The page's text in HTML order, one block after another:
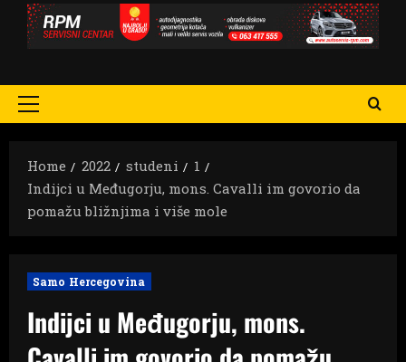
Primary
Home
2022 studeni
1
Indijci u Međugorju, mons. Cavalli im govorio da
pomažu bližnjima i više mole
Samo Hercegovina
Indijci u Međugorju, mons.